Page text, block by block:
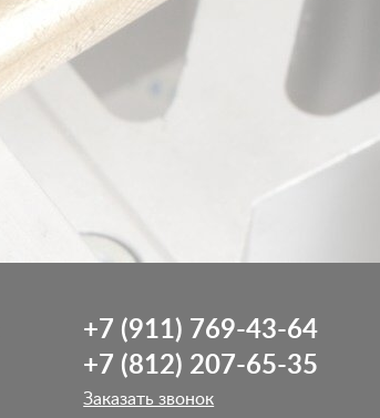
+7 (911) 769-43-64
+7 (812) 207-65-35
Заказать звонок